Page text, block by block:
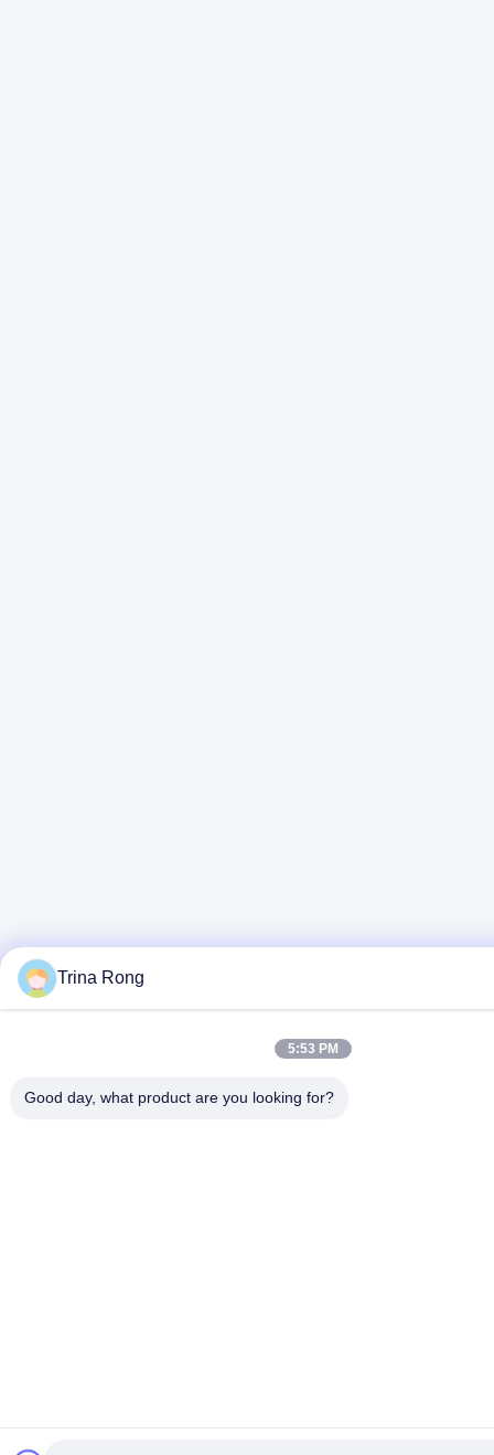
Trina Rong
5:53 PM
Good day, what product are you looking for?